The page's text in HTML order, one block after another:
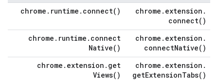
chrome . extension .
connect( )
chrome . runtime . connect( )
chrome . extension .
connectNative( )
chrome . runtime . connect
Native( )
chrome . extension .
getExtensionTabs( )
chrome . extension . get
Views( )